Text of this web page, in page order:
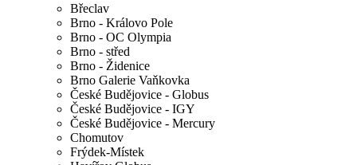
Břeclav
Brno - Královo Pole
Brno - OC Olympia
Brno - střed
Brno - Židenice
Brno Galerie Vaňkovka
České Budějovice - Globus
České Budějovice - IGY
České Budějovice - Mercury
Chomutov
Frýdek-Místek